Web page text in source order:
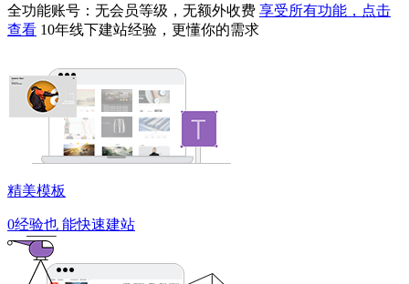
全功能账号：无会员等级，无额外收费 享受所有功能，点击
查看 10年线下建站经验，更懂你的需求
精美模板
0经验也 能快速建站